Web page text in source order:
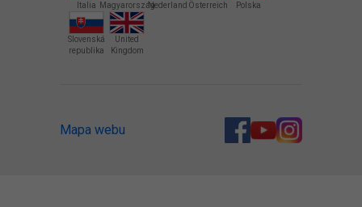
Italia MagyarországNederland Österreich Polska
Slovenská
republika
United
Kingdom
Mapa webu